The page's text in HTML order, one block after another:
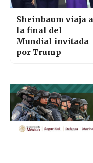
Sheinbaum viaja a
la final del
Mundial invitada
por Trump